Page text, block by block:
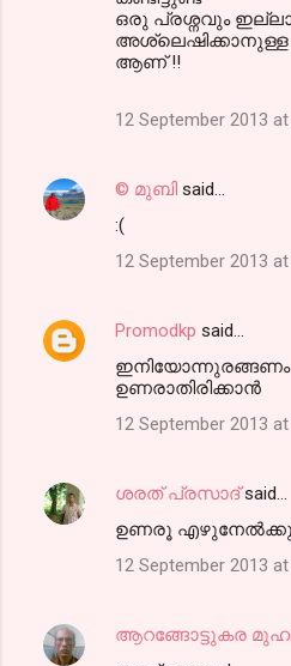
ഒരു പ്രശ്നവും
അശ്ലെഷിക്കാനുള്ള
ആണ് !!
12 September 2013
© മുബി said…
:(
12 September 2013 at
Promodkp said…
ഇനിയോന്നുരങ്ങണം
ഉണരാതിരിക്കാന്‍
12 September 2013 at
ശരത് പ്രസാദ്said…
ഉണരൂ എഴുനേൽക്കു
12 September 2013
ആറങ്ങോട്ടുകര